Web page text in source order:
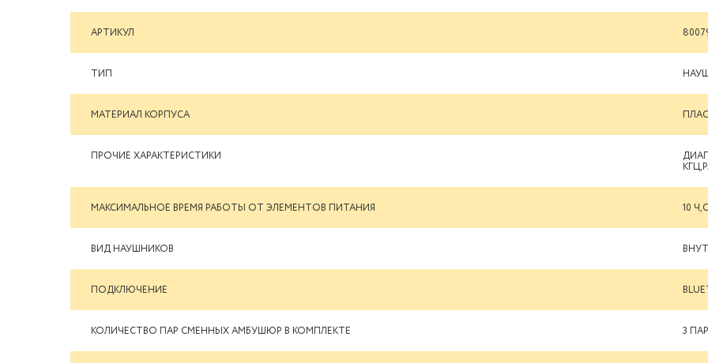
АРТИКУЛ
ТИП
МАТЕРИАЛ КОРПУСА
ПРОЧИЕ ХАРАКТЕРИСТИКИ
МАКСИМАЛЬНОЕ ВРЕМЯ РАБОТЫ ОТ ЭЛЕМЕНТОВ ПИТАНИЯ 10
ВИД НАУШНИКОВ
ПОДКЛЮЧЕНИЕ
КОЛИЧЕСТВО ПАР СМЕННЫХ АМБУШЮР В КОМПЛЕКТЕ 3